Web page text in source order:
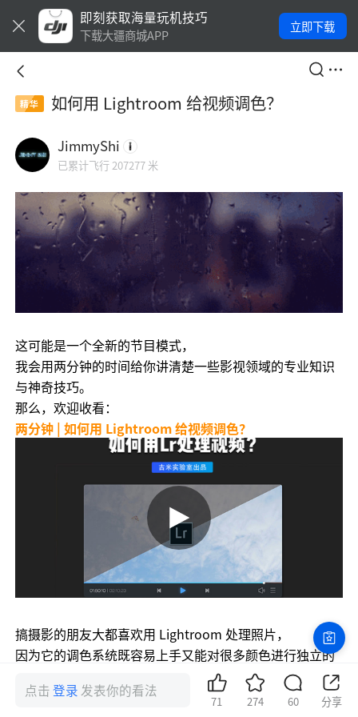
即刻获取海量玩机技巧
下载大疆商城APP
立即下载
精华 如何用 Lightroom 给视频调色？
JimmyShi
已累计飞行 207277 米
这可能是一个全新的节目模式，
我会用两分钟的时间给你讲清楚一些影视领域的专业知识
与神奇技巧。
那么，欢迎收看：
两分钟 | 如何用 Lightroom 给视频调色？
搞摄影的朋友大都喜欢用 Lightroom 处理照片，
因为它的调色系统既容易上手又能对很多颜色进行独立的
如果你接触过视频调色，看着那些专业视频调色软件的面
点击登录 发表你的看法
71 274 60 分享